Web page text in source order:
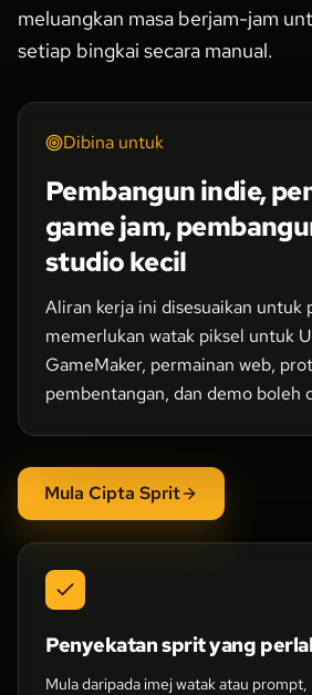
meluangkan masa berjam-jam
setiap bingkai secara manual.
Dibina untuk
Pembangun indie,
game jam,
studio kecil
Aliran kerja ini disesuaikan untuk
memerlukan watak piksel untuk
GameMaker, permainan web,
pembentangan, dan demo boleh
Mula Cipta Sprit
Penyekatan sprit yang
Mula daripada imej watak atau